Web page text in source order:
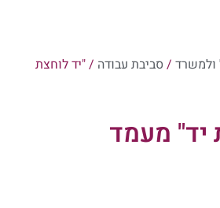
ולמשרד/ סביבת עבודה / "יד לוחצת
יד" מעמד